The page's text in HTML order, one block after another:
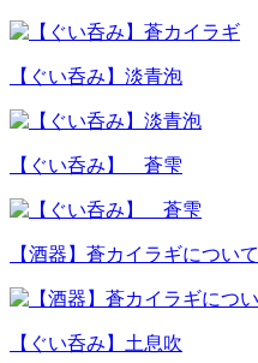
【ぐい呑み】淡青泡
【ぐい呑み】 蒼雫
【酒器】蒼カイラギについて
【ぐい呑み】土息吹